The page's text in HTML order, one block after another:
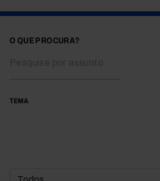
O QUE PROCURA?
TEMA